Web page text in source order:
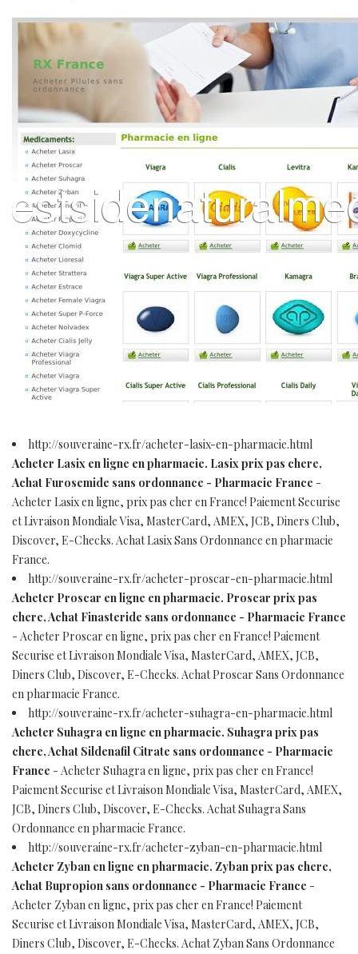
http://souveraine-rx.fr/acheter-lasix-en-pharmacie.html
Acheter Lasix en ligne en pharmacie. Lasix prix pas chere,
Achat Furosemide sans ordonnance - Pharmacie France -
Acheter Lasix en ligne, prix pas cher en France! Paiement Securise
et Livraison Mondiale Visa, MasterCard, AMEX, JCB, Diners Club,
Discover, E-Checks. Achat Lasix Sans Ordonnance en pharmacie
France.
http://souveraine-rx.fr/acheter-proscar-en-pharmacie.html
Acheter Proscar en ligne en pharmacie. Proscar prix pas
chere, Achat Finasteride sans ordonnance - Pharmacie France
- Acheter Proscar en ligne, prix pas cher en France! Paiement
Securise et Livraison Mondiale Visa, MasterCard, AMEX, JCB,
Diners Club, Discover, E-Checks. Achat Proscar Sans Ordonnance
en pharmacie France.
http://souveraine-rx.fr/acheter-suhagra-en-pharmacie.html
Acheter Suhagra en ligne en pharmacie. Suhagra prix pas
chere, Achat Sildenafil Citrate sans ordonnance - Pharmacie
France - Acheter Suhagra en ligne, prix pas cher en France!
Paiement Securise et Livraison Mondiale Visa, MasterCard, AMEX,
JCB, Diners Club, Discover, E-Checks. Achat Suhagra Sans
Ordonnance en pharmacie France.
http://souveraine-rx.fr/acheter-zyban-en-pharmacie.html
Acheter Zyban en ligne en pharmacie. Zyban prix pas chere,
Achat Bupropion sans ordonnance - Pharmacie France -
Acheter Zyban en ligne, prix pas cher en France! Paiement
Securise et Livraison Mondiale Visa, MasterCard, AMEX, JCB,
Diners Club, Discover, E-Checks. Achat Zyban Sans Ordonnance